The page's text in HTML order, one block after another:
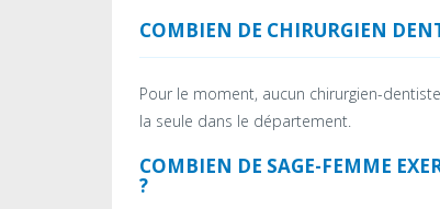
COMBIEN DE CHIRURGIEN
Pour le moment, aucun chirurgien-
la seule dans le département.
COMBIEN DE SAGE-FEMME
?